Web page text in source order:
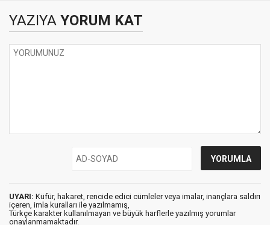
YAZIYA YORUM KAT
UYARI: Küfür, hakaret, rencide edici cümleler veya imalar, inançlara saldırı
içeren, imla kuralları ile yazılmamış,
Türkçe karakter kullanılmayan ve büyük harflerle yazılmış yorumlar
onaylanmamaktadır.